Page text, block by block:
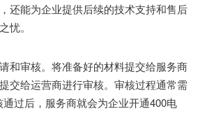
还能为企业提供后续的技术支持和售后
忧。
审核。将准备好的材料提交给服务商
交给运营商进行审核。审核过程通常需
过后，服务商就会为企业开通400电